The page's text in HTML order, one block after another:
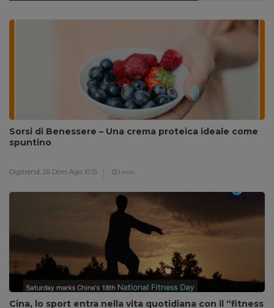
Sorsi di Benessere – Una crema proteica ideale come
spuntino
Digitrend, 26 Dom Ago 10:15 1 min
Cina, lo sport entra nella vita quotidiana con il “fitness